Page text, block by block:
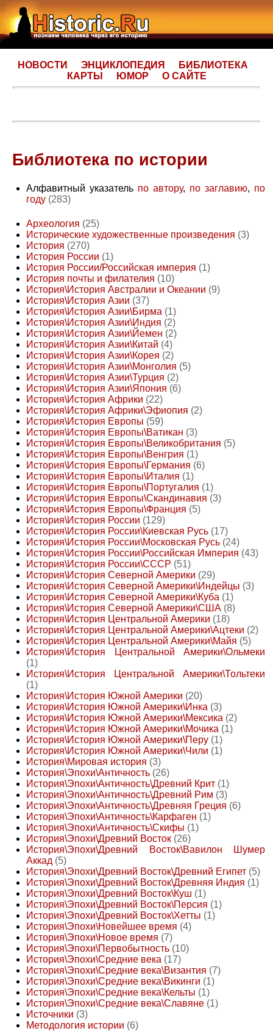
НОВОСТИ ЭНЦИКЛОПЕДИЯ
БИБЛИОТЕКА
КАРТЫ
ЮМОР О САЙТЕ
Библиотека по истории
Алфавитный указатель по автору, по заглавию, по
году (283)
Археология (25)
Исторические художественные произведения (3)
История (270)
История России (1)
История России/Российская империя (1)
История почты и филателия (10)
История\История Австралии и Океании (9)
История\История Азии (37)
История\История Азии\Бирма (1)
История\История Азии\Индия (2)
История\История Азии\Йемен (2)
История\История Азии\Китай (4)
История\История Азии\Корея (2)
История\История Азии\Монголия (5)
История\История Азии\Турция (2)
История\История Азии\Япония (6)
История\История Африки (22)
История\История Африки\Эфиопия (2)
История\История Европы (59)
История\История Европы\Ватикан (3)
История\История Европы\Великобритания (5)
История\История Европы\Венгрия (1)
История\История Европы\Германия (6)
История\История Европы\Италия (1)
История\История Европы\Португалия (1)
История\История Европы\Скандинавия (3)
История\История Европы\Франция (5)
История\История России (129)
История\История России\Киевская Русь (17)
История\История России\Московская Русь (24)
История\История России\Российская Империя (43)
История\История России\СССР (51)
История\История Северной Америки (29)
История\История Северной Америки\Индейцы (3)
История\История Северной Америки\Куба (1)
История\История Северной Америки\США (8)
История\История Центральной Америки (18)
История\История Центральной Америки\Ацтеки (2)
История\История Центральной Америки\Майя (5)
История\История Центральной Америки\Ольмеки
(1)
История\История Центральной Америки\Тольтеки
(1)
История\История Южной Америки (20)
История\История Южной Америки\Инка (3)
История\История Южной Америки\Мексика (2)
История\История Южной Америки\Мочика (1)
История\История Южной Америки\Перу (1)
История\История Южной Америки\Чили (1)
История\Мировая история (3)
История\Эпохи\Античность (26)
История\Эпохи\Античность\Древний Крит (1)
История\Эпохи\Античность\Древний Рим (3)
История\Эпохи\Античность\Древняя Греция (6)
История\Эпохи\Античность\Карфаген (1)
История\Эпохи\Античность\Скифы (1)
История\Эпохи\Древний Восток (26)
История\Эпохи\Древний Восток\Вавилон Шумер
Аккад (5)
История\Эпохи\Древний Восток\Древний Египет (5)
История\Эпохи\Древний Восток\Древняя Индия (1)
История\Эпохи\Древний Восток\Куш (1)
История\Эпохи\Древний Восток\Персия (1)
История\Эпохи\Древний Восток\Хетты (1)
История\Эпохи\Новейшее время (4)
История\Эпохи\Новое время (7)
История\Эпохи\Первобытность (10)
История\Эпохи\Средние века (17)
История\Эпохи\Средние века\Византия (7)
История\Эпохи\Средние века\Викинги (1)
История\Эпохи\Средние века\Кельты (1)
История\Эпохи\Средние века\Славяне (1)
Источники (3)
Методология истории (6)